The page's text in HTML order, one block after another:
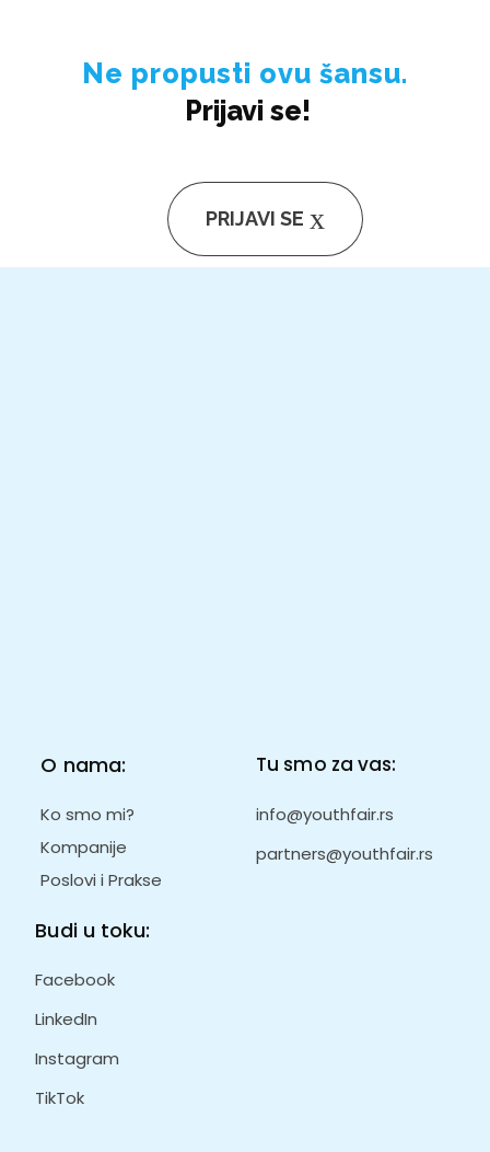
Ne propusti ovu šansu.
Prijavi se!
PRIJAVI SE
O nama:
Ko smo mi?
Kompanije
Poslovi i Prakse
Tu smo za vas:
info@youthfair.rs
partners@youthfair.rs
Budi u toku:
Facebook
LinkedIn
Instagram
TikTok